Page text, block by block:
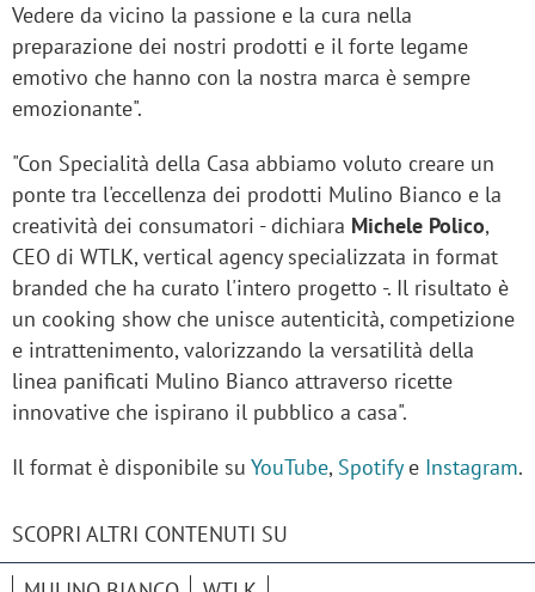
Vedere da vicino la passione e la cura nella
preparazione dei nostri prodotti e il forte legame
emotivo che hanno con la nostra marca è sempre
emozionante".
"Con Specialità della Casa abbiamo voluto creare un
ponte tra l'eccellenza dei prodotti Mulino Bianco e la
creatività dei consumatori - dichiara Michele Polico,
CEO di WTLK, vertical agency specializzata in format
branded che ha curato l'intero progetto -. Il risultato è
un cooking show che unisce autenticità, competizione
e intrattenimento, valorizzando la versatilità della
linea panificati Mulino Bianco attraverso ricette
innovative che ispirano il pubblico a casa".
Il format è disponibile su YouTube, Spotifye Instagram.
SCOPRI ALTRI CONTENUTI SU